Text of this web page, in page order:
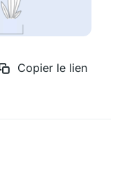
Copier le lien